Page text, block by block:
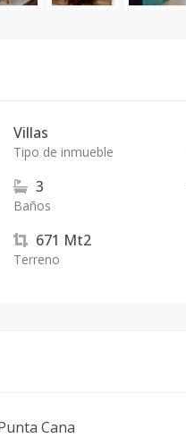
Villas
Tipo de inmueble
3
Baños
671 Mt2
Terreno
Cana